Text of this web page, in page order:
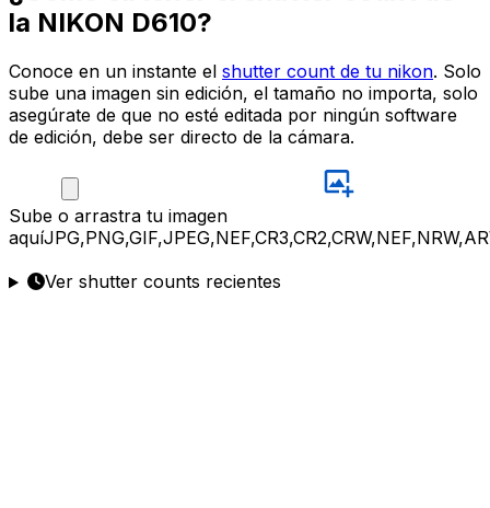
la NIKON D610?
Conoce en un instante el shutter count de tu nikon. Solo
sube una imagen sin edición, el tamaño no importa, solo
asegúrate de que no esté editada por ningún software
de edición, debe ser directo de la cámara.
Sube o arrastra tu imagen
aquí
Ver shutter counts recientes